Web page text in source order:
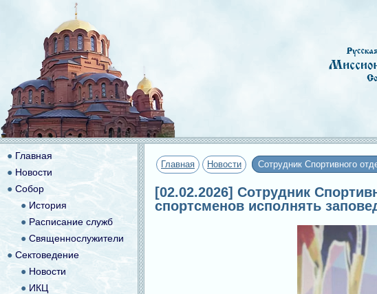
Главная Новости Сотрудник Спортивного
[02.02.2026] Сотрудник
спортсменов исполнять
● Главная
● Новости
● Собор
● История
● Расписание служб
● Священнослужители
● Сектоведение
● Новости
●ИКЦ